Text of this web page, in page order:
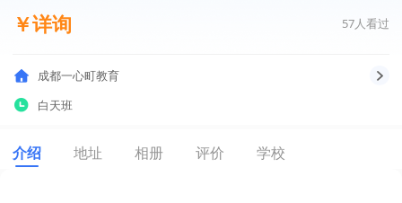
￥详询 57人看过
成都一心町教育
白天班
介绍 地址 相册 评价 学校